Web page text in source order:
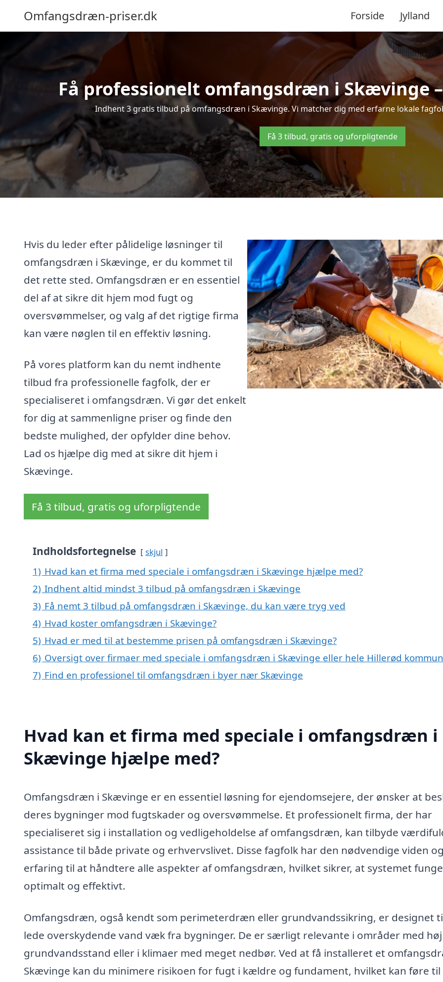
Omfangsdræn-priser.dk Forside Jylland
Få professionelt omfangsdræn i Skævinge
Indhent 3 gratis tilbud på omfangsdræn i Skævinge. Vi matcher dig med erfarne lokale
Få 3 tilbud, gratis og uforpligtende
Hvis du leder efter pålidelige løsninger til
omfangsdræn i Skævinge, er du kommet til
det rette sted. Omfangsdræn er en essentiel
del af at sikre dit hjem mod fugt og
oversvømmelser, og valg af det rigtige firma
kan være nøglen til en effektiv løsning.
På vores platform kan du nemt indhente
tilbud fra professionelle fagfolk, der er
specialiseret i omfangsdræn. Vi gør det enkelt
for dig at sammenligne priser og finde den
bedste mulighed, der opfylder dine behov.
Lad os hjælpe dig med at sikre dit hjem i
Skævinge.
Få 3 tilbud, gratis og uforpligtende
Indholdsfortegnelse skjul
1) Hvad kan et firma med speciale i omfangsdræn i Skævinge hjælpe med?
2) Indhent altid mindst 3 tilbud på omfangsdræn i Skævinge
3) Få nemt 3 tilbud på omfangsdræn i Skævinge, du kan være tryg ved
4) Hvad koster omfangsdræn i Skævinge?
5) Hvad er med til at bestemme prisen på omfangsdræn i Skævinge?
6) Oversigt over firmaer med speciale i omfangsdræn i Skævinge eller hele Hillerød
7) Find en professionel til omfangsdræn i byer nær Skævinge
Hvad kan et firma med speciale i omfangsdræn i
Skævinge hjælpe med?
Omfangsdræn i Skævinge er en essentiel løsning for ejendomsejere, der ønsker at
deres bygninger mod fugtskader og oversvømmelse. Et professionelt firma, der har
specialiseret sig i installation og vedligeholdelse af omfangsdræn, kan tilbyde
assistance til både private og erhvervslivet. Disse fagfolk har den nødvendige viden
erfaring til at håndtere alle aspekter af omfangsdræn, hvilket sikrer, at systemet
optimalt og effektivt.
Omfangsdræn, også kendt som perimeterdræn eller grundvandssikring, er designet
lede overskydende vand væk fra bygninger. De er særligt relevante i områder med høj
grundvandsstand eller i klimaer med meget nedbør. Ved at få installeret et
Skævinge kan du minimere risikoen for fugt i kældre og fundament, hvilket kan føre